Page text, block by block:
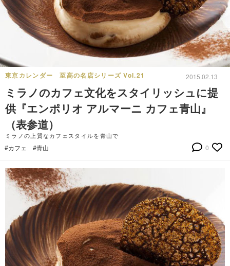
東京カレンダー 至高の名店シリーズ Vol.21 2015.02.13
ミラノのカフェ文化をスタイリッシュに提
供『エンポリオ アルマーニ カフェ青山』
（表参道）
ミラノの上質なカフェスタイルを青山で
#カフェ #青山 0